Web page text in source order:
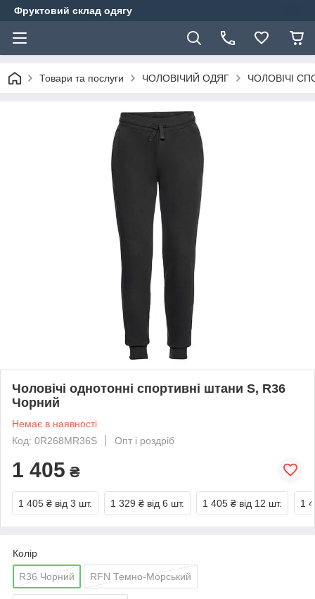
Фруктовий склад одягу
Товари та послуги ЧОЛОВІЧИЙ ОДЯГ ЧОЛОВІЧІ
Чоловічі однотонні спортивні штани S, R36
Чорний
Немає в наявності
Код: 0R268MR36S
Опт і роздріб
1 405 ₴
1 405 ₴ від 3 шт. 1 329 ₴ від 6 шт. 1 405 ₴ від 12 шт. 1
Колір
R36 Чорний RFN Темно-Морський